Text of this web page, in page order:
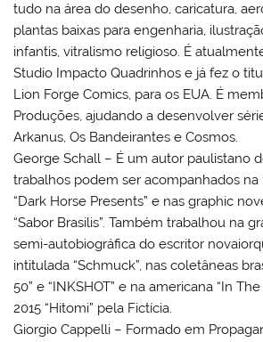
tudo na área do desenho, caricatura,
plantas baixas para engenharia,
infantis, vitralismo religioso. É
Studio Impacto Quadrinhos e já fez o
Lion Forge Comics, para os EUA. É
Produções, ajudando a desenvolver
Arkanus, Os Bandeirantes e Cosmos.
George Schall – É um autor paulistano
trabalhos podem ser acompanhados na
“Dark Horse Presents” e nas graphic
“Sabor Brasilis”. Também trabalhou na
semi-autobiográfica do escritor
intitulada “Schmuck”, nas coletâneas
50” e “INKSHOT” e na americana “In
2015 “Hitomi” pela Fictícia.
Giorgio Cappelli – Formado em